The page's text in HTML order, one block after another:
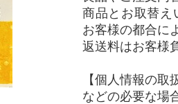
商品とお取替え
お客様の都合に
返送料はお客様
【個人情報の
などの必要な場